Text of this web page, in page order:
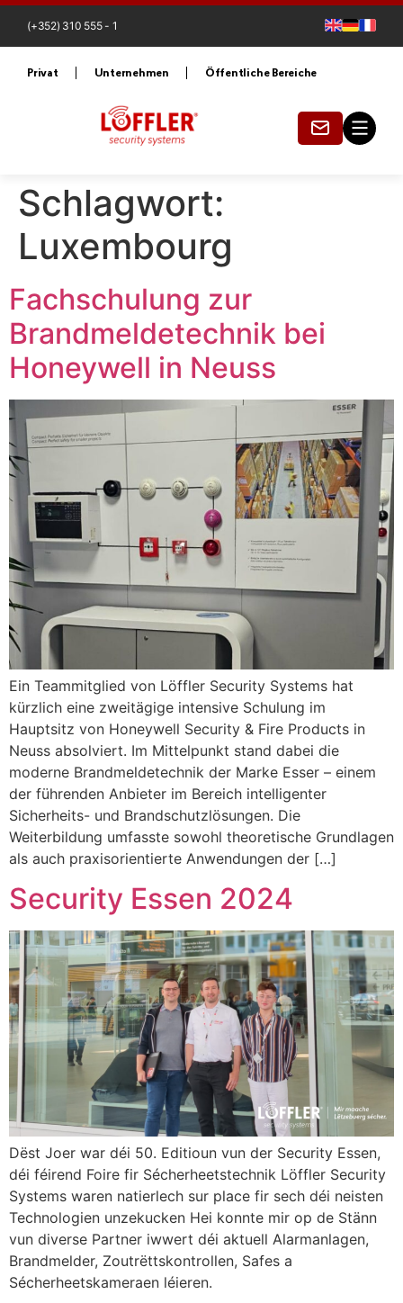
(+352) 310 555 - 1
Privat Unternehmen Öffentliche Bereiche
Schlagwort:
Luxembourg
Fachschulung zur
Brandmeldetechnik bei
Honeywell in Neuss
Ein Teammitglied von Löffler Security Systems hat
kürzlich eine zweitägige intensive Schulung im
Hauptsitz von Honeywell Security & Fire Products in
Neuss absolviert. Im Mittelpunkt stand dabei die
moderne Brandmeldetechnik der Marke Esser – einem
der führenden Anbieter im Bereich intelligenter
Sicherheits- und Brandschutzlösungen. Die
Weiterbildung umfasste sowohl theoretische Grundlagen
als auch praxisorientierte Anwendungen der […]
Security Essen 2024
Dëst Joer war déi 50. Editioun vun der Security Essen,
déi féirend Foire fir Sécherheetstechnik Löffler Security
Systems waren natierlech sur place fir sech déi neisten
Technologien unzekucken Hei konnte mir op de Stänn
vun diverse Partner iwwert déi aktuell Alarmanlagen,
Brandmelder, Zoutrëttskontrollen, Safes a
Sécherheetskameraen léieren.